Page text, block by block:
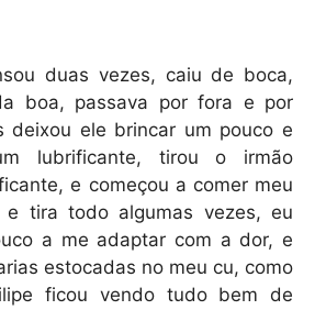
duas vezes, caiu de boca,
boa, passava por fora e por
deixou ele brincar um pouco e
lubrificante, tirou o irmão
e começou a comer meu
e tira todo algumas vezes, eu
a me adaptar com a dor, e
estocadas no meu cu, como
ficou vendo tudo bem de